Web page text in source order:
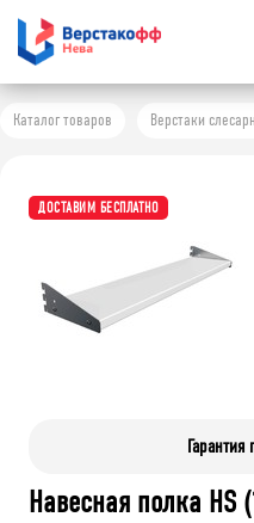
Каталог товаров Верстаки
ДОСТАВИМ БЕСПЛАТНО
Гарантия
Навесная полка HS